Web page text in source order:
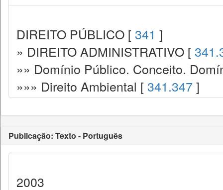
DIREITO PÚBLICO [ 341 ]
» DIREITO ADMINISTRATIVO [
»» Domínio Público. Conceito.
»»» Direito Ambiental [ 341.347 ]
Publicação: Texto - Português
2003